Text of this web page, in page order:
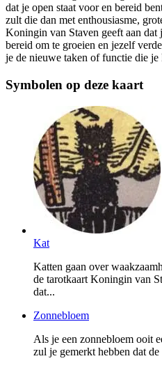
dat je open staat voor en bereid
zult die dan met enthousiasme,
Koningin van Staven geeft aan dat
bereid om te groeien en jezelf
je de nieuwe taken of functie die
Symbolen op deze kaart
Kat
Katten gaan over
de tarotkaart Koningin van
dat...
Zonnebloem
Als je een zonnebloem ooit
zul je gemerkt hebben dat